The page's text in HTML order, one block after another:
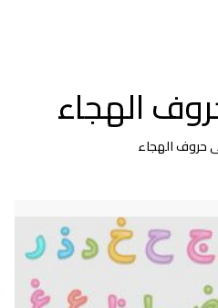
الهجاء
حروف الهجاء